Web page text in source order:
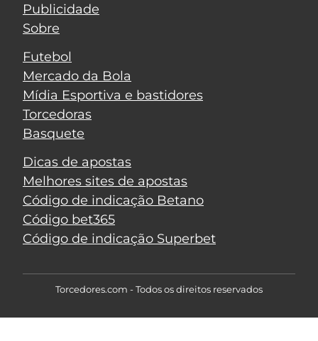
Publicidade
Sobre
Futebol
Mercado da Bola
Mídia Esportiva e bastidores
Torcedoras
Basquete
Dicas de apostas
Melhores sites de apostas
Código de indicação Betano
Código bet365
Código de indicação Superbet
Torcedores.com - Todos os direitos reservados